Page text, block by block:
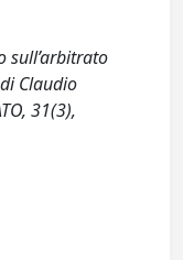
sull’arbitrato
Claudio
31(3),